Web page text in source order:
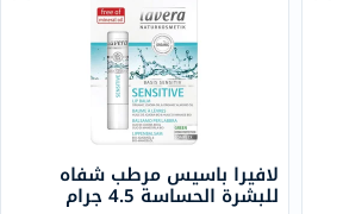
لافيرا باسيس مرطب شفاه
للبشرة الحساسة 4.5 جرام